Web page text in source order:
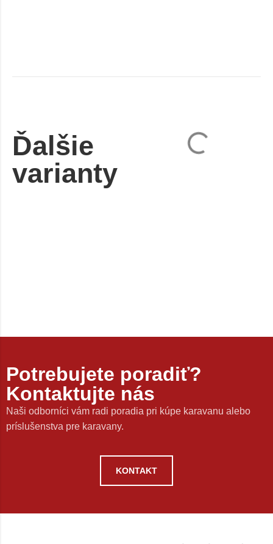
Ďalšie
varianty
Potrebujete poradiť?
Kontaktujte nás
Naši odborníci vám radi poradia pri kúpe karavanu alebo
príslušenstva pre karavany.
KONTAKT